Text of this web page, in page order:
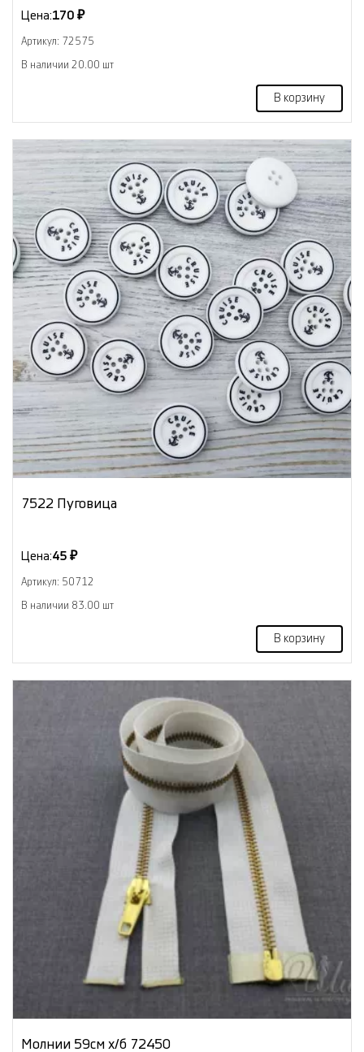
Цена:170 ₽
Артикул: 72575
В наличии 20.00 шт
В корзину
7522 Пуговица
Цена:45 ₽
Артикул: 50712
В наличии 83.00 шт
В корзину
Молнии 59см х/б 72450